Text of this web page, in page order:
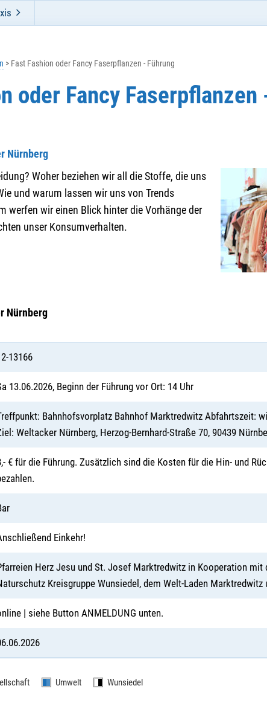
Fast Fashion oder Fancy Faserpflanzen - Führung
oder Fancy Faserpflanzen
Nürnberg
Woher beziehen wir all die Stoffe, die uns
und warum lassen wir uns von Trends
werfen wir einen Blick hinter die Vorhänge der
unser Konsumverhalten.
Nürnberg
13166
13.06.2026, Beginn der Führung vor Ort: 14 Uhr
Bahnhofsvorplatz Bahnhof Marktredwitz Abfahrtszeit:
Weltacker Nürnberg, Herzog-Bernhard-Straße 70, 90439
€ für die Führung. Zusätzlich sind die Kosten für die Hin- und
Einkehr!
Herz Jesu und St. Josef Marktredwitz in Kooperation mit
Kreisgruppe Wunsiedel, dem Welt-Laden Marktredwitz
| siehe Button ANMELDUNG unten.
Umwelt Wunsiedel